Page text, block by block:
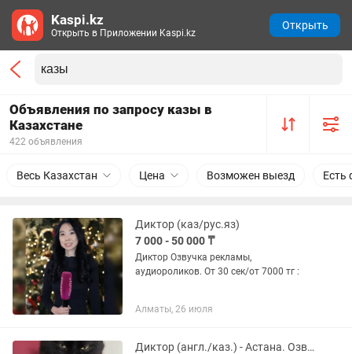
Объявления по запросу казы в
Казахстане
422 объявления
Весь Казахстан Цена Возможен выезд Есть
Диктор (каз/рус.яз)
7 000 - 50 000 ₸
Диктор Озвучка рекламы,
аудиороликов. От 30 сек/от 7000 тг :
Алматы, 26 июля
Диктор (англ./каз.) - Астана. Озвучка рекламы, аудиороликов
Kaspi.kz
Открыть в Приложении Kaspi.kz
Открыть